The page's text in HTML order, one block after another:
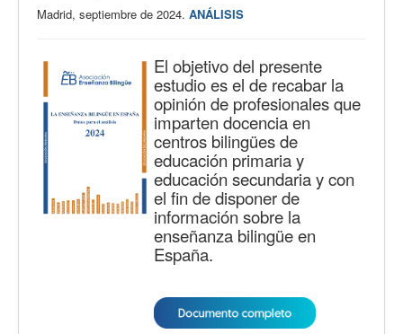
Madrid, septiembre de 2024. ANÁLISIS
El objetivo del presente
estudio es el de recabar la
opinión de profesionales que
imparten docencia en
centros bilingües de
educación primaria y
educación secundaria y con
el fin de disponer de
información sobre la
enseñanza bilingüe en
España.